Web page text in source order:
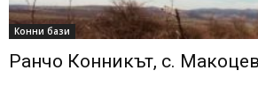
Конни бази
Ранчо Конникът, с.